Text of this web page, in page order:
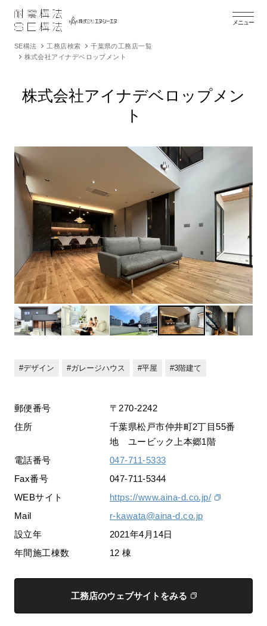
メニュー
SE構法 工務店検索
千葉県の工務店一覧
株式会社アイナデベロップメント
株式会社アイナデベロップメン
ト
デザイン ガレージハウス 平屋 3階建て
郵便番号
〒270-2242
住所
千葉県松戸市仲井町2丁目55番
地 ユービック上本郷1階
電話番号
047-711-5333
Fax番号
047-711-5344
WEBサイト
https://www.aina-d.co.jp/
Mail
r-kawata@aina-d.co.jp
設立年
2021年4月14日
年間施工棟数
12 棟
工務店のウェブサイトをみる